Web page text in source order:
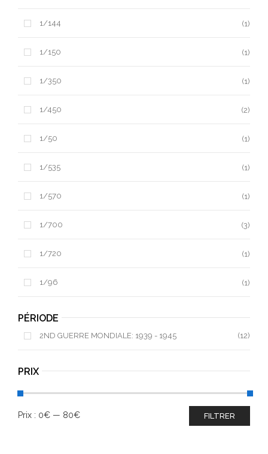
1/144 (1)
1/150 (1)
1/350 (1)
1/450 (2)
1/50 (1)
1/535 (1)
1/570 (1)
1/700 (3)
1/720 (1)
1/96 (1)
PÉRIODE
2ND GUERRE MONDIALE: 1939 - 1945 (12)
PRIX
FILTRER
Prix : 0€ — 80€